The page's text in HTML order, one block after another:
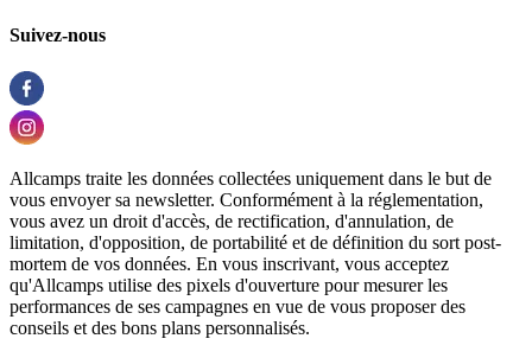
Suivez-nous
Allcamps traite les données collectées uniquement dans le but de
vous envoyer sa newsletter. Conformément à la réglementation,
vous avez un droit d'accès, de rectification, d'annulation, de
limitation, d'opposition, de portabilité et de définition du sort post-
mortem de vos données. En vous inscrivant, vous acceptez
qu'Allcamps utilise des pixels d'ouverture pour mesurer les
performances de ses campagnes en vue de vous proposer des
conseils et des bons plans personnalisés.